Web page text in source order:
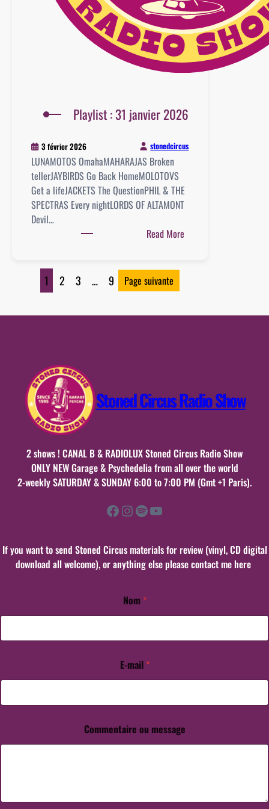
Playlist : 31 janvier 2026
3 février 2026 stonedcircus
LUNAMOTOS OmahaMAHARAJAS Broken
tellerJAYBIRDS Go Back HomeMOLOTOVS
Get a lifeJACKETS The QuestionPHIL & THE
SPECTRAS Every nightLORDS OF ALTAMONT
Devil…
Read More
1 2 3 … 9 Page suivante
Stoned Circus Radio Show
2 shows ! CANAL B & RADIOLUX Stoned Circus Radio Show
ONLY NEW Garage & Psychedelia from all over the world
2-weekly SATURDAY & SUNDAY 6:00 to 7:00 PM (Gmt +1 Paris).
Facebook Instagram Spotify YouTube
If you want to send Stoned Circus materials for review (vinyl, CD digital
download all welcome), or anything else please contact me here
Nom *
E-mail *
o
u
a
Commentaire ou message